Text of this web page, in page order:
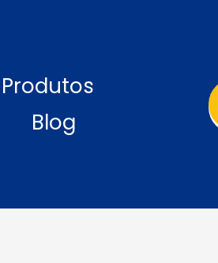
Produtos
Blog